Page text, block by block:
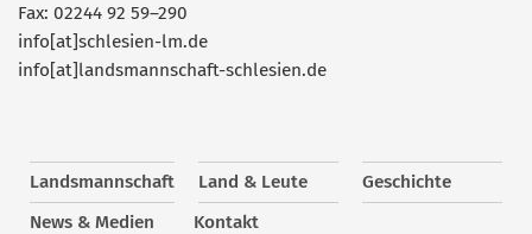
Fax: 02244 92 59–290
info[at]schlesien-lm.de
info[at]landsmannschaft-schlesien.de
Landsmannschaft Land & Leute
Geschichte
News & Medien
Kontakt